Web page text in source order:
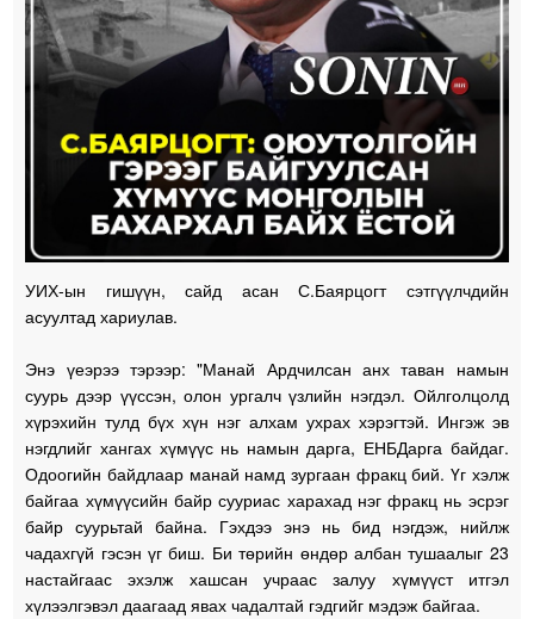
УИХ-ын гишүүн, сайд асан С.Баярцогт сэтгүүлчдийн
асуултад хариулав.
Энэ үеэрээ тэрээр: "Манай Ардчилсан анх таван намын
суурь дээр үүссэн, олон ургалч үзлийн нэгдэл. Ойлголцолд
хүрэхийн тулд бүх хүн нэг алхам ухрах хэрэгтэй. Ингэж эв
нэгдлийг хангах хүмүүс нь намын дарга, ЕНБДарга байдаг.
Одоогийн байдлаар манай намд зургаан фракц бий. Үг хэлж
байгаа хүмүүсийн байр сууриас харахад нэг фракц нь эсрэг
байр суурьтай байна. Гэхдээ энэ нь бид нэгдэж, нийлж
чадахгүй гэсэн үг биш. Би төрийн өндөр албан тушаалыг 23
настайгаас эхэлж хашсан учраас залуу хүмүүст итгэл
хүлээлгэвэл даагаад явах чадалтай гэдгийг мэдэж байгаа.